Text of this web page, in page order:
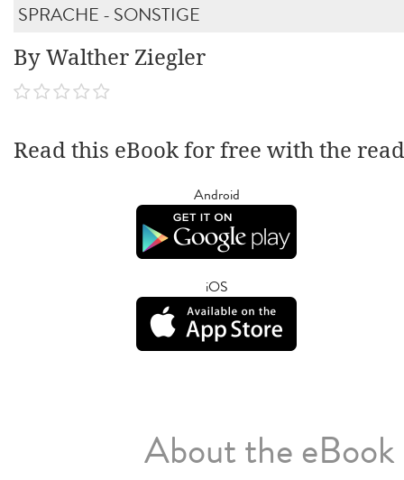
SPRACHE - SONSTIGE
By Walther Ziegler
Read this eBook for free with the
Android
iOS
About the eBook